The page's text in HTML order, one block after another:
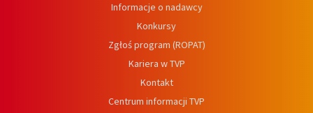
Informacje o nadawcy
Konkursy
Zgłoś program (ROPAT)
Kariera w TVP
Kontakt
Centrum informacji TVP